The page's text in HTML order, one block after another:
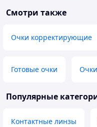
Смотри также
Очки корректирующие
Готовые очки
Популярные
Контактные линзы